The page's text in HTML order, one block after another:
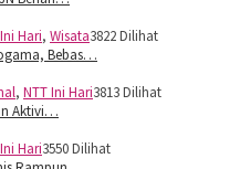
Hari, Wisata3822 Dilihat
Bebas…
, NTT Ini Hari3813 Dilihat
Aktivi…
Hari3550 Dilihat